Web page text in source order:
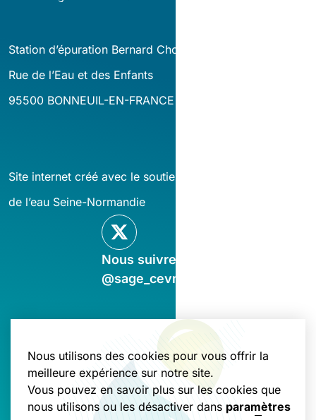
Station d’épuration Bernard Cholin
Rue de l’Eau et des Enfants
95500 BONNEUIL-EN-FRANCE
Site internet créé avec le soutien financier de l’agence
de l’eau Seine-Normandie
Nous suivre sur X
@sage_cevm
Nous contacter
Nous utilisons des cookies pour vous offrir la
meilleure expérience sur notre site.
Vous pouvez en savoir plus sur les cookies que
nous utilisons ou les désactiver dans paramètres